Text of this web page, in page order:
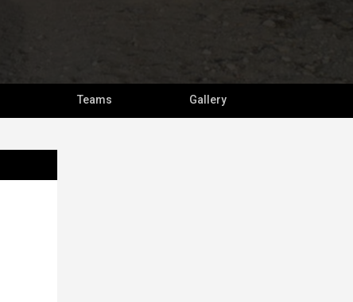
Teams Gallery